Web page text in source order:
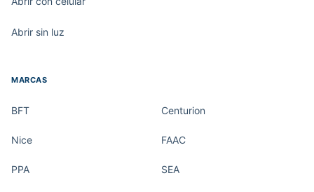
Abrir sin luz
MARCAS
BFT Centurion
Nice FAAC
PPA SEA